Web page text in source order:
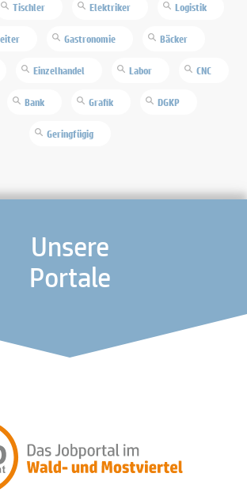
Tischler Elektriker Logistik
Gastronomie Bäcker
Einzelhandel Labor CNC
Bank Grafik DGKP
Geringfügig
Unsere
Portale